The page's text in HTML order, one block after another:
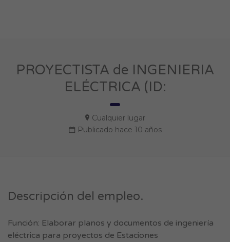
PROYECTISTA de INGENIERIA
ELÉCTRICA (ID:
Cualquier lugar
Publicado hace 10 años
Descripción del empleo.
Función: Elaborar planos y documentos de ingeniería
eléctrica para proyectos de Estaciones